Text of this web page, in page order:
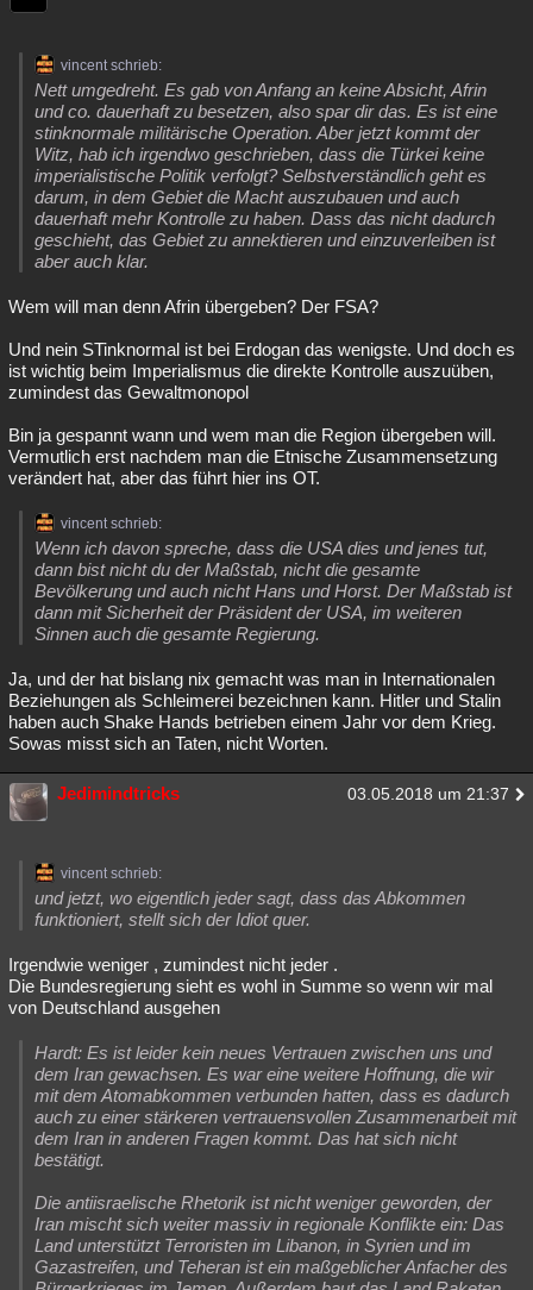
vincent schrieb:
Nett umgedreht. Es gab von Anfang an keine Absicht, Afrin
und co. dauerhaft zu besetzen, also spar dir das. Es ist eine
stinknormale militärische Operation. Aber jetzt kommt der
Witz, hab ich irgendwo geschrieben, dass die Türkei keine
imperialistische Politik verfolgt? Selbstverständlich geht es
darum, in dem Gebiet die Macht auszubauen und auch
dauerhaft mehr Kontrolle zu haben. Dass das nicht dadurch
geschieht, das Gebiet zu annektieren und einzuverleiben ist
aber auch klar.
Wem will man denn Afrin übergeben? Der FSA?
Und nein STinknormal ist bei Erdogan das wenigste. Und doch es
ist wichtig beim Imperialismus die direkte Kontrolle auszuüben,
zumindest das Gewaltmonopol
Bin ja gespannt wann und wem man die Region übergeben will.
Vermutlich erst nachdem man die Etnische Zusammensetzung
verändert hat, aber das führt hier ins OT.
vincent schrieb:
Wenn ich davon spreche, dass die USA dies und jenes tut,
dann bist nicht du der Maßstab, nicht die gesamte
Bevölkerung und auch nicht Hans und Horst. Der Maßstab ist
dann mit Sicherheit der Präsident der USA, im weiteren
Sinnen auch die gesamte Regierung.
Ja, und der hat bislang nix gemacht was man in Internationalen
Beziehungen als Schleimerei bezeichnen kann. Hitler und Stalin
haben auch Shake Hands betrieben einem Jahr vor dem Krieg.
Sowas misst sich an Taten, nicht Worten.
Jedimindtricks 03.05.2018 um 21:37
vincent schrieb:
und jetzt, wo eigentlich jeder sagt, dass das Abkommen
funktioniert, stellt sich der Idiot quer.
Irgendwie weniger , zumindest nicht jeder .
Die Bundesregierung sieht es wohl in Summe so wenn wir mal
von Deutschland ausgehen
Hardt: Es ist leider kein neues Vertrauen zwischen uns und
dem Iran gewachsen. Es war eine weitere Hoffnung, die wir
mit dem Atomabkommen verbunden hatten, dass es dadurch
auch zu einer stärkeren vertrauensvollen Zusammenarbeit mit
dem Iran in anderen Fragen kommt. Das hat sich nicht
bestätigt.
Die antiisraelische Rhetorik ist nicht weniger geworden, der
Iran mischt sich weiter massiv in regionale Konflikte ein: Das
Land unterstützt Terroristen im Libanon, in Syrien und im
Gazastreifen, und Teheran ist ein maßgeblicher Anfacher des